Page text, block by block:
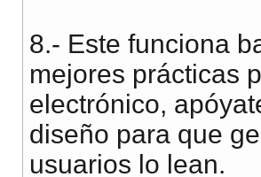
8.- Este funciona
mejores prácticas
electrónico,
diseño para que
usuarios lo lean.